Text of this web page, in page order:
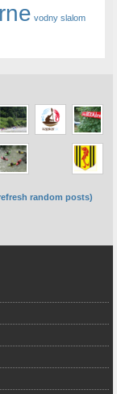
vodny slalom
random posts)